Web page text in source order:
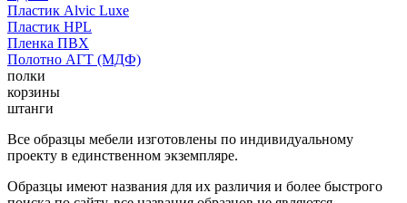
Пластик Alvic Luxe
Пластик HPL
Пленка ПВХ
Полотно АГТ (МДФ)
полки
корзины
штанги
Все образцы мебели изготовлены по индивидуальному
проекту в единственном экземпляре.
Образцы имеют названия для их различия и более быстрого